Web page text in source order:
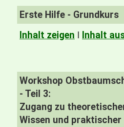
Erste Hilfe - Grundkurs
Inhalt zeigen I Inhalt
Workshop
- Teil 3:
Zugang zu
Wissen und praktischer